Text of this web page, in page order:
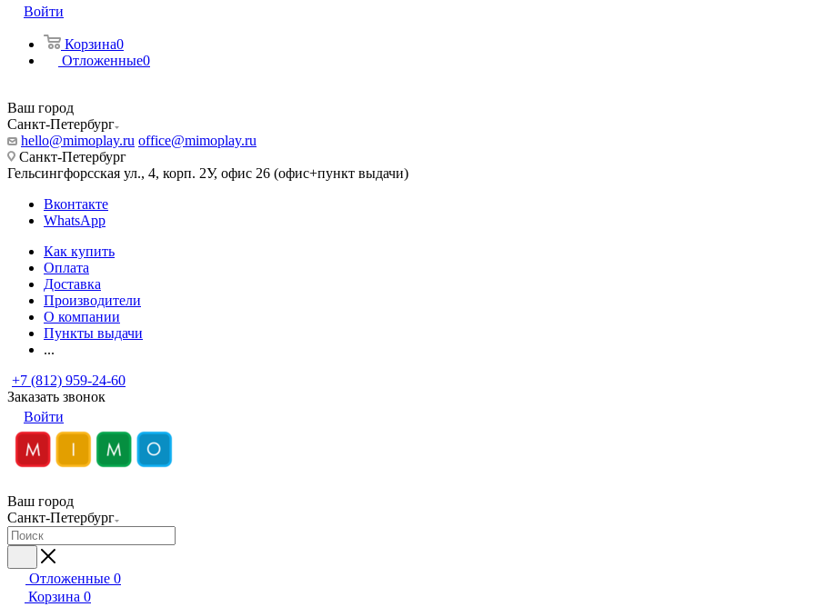
Войти
Корзина0
Отложенные0
Ваш город
Санкт-Петербург
hello@mimoplay.ru office@mimoplay.ru
Санкт-Петербург
Гельсингфорсская ул., 4, корп. 2У, офис 26 (офис+пункт выдачи)
Вконтакте
WhatsApp
Как купить
Оплата
Доставка
Производители
О компании
Пункты выдачи
...
+7 (812) 959-24-60
Заказать звонок
Войти
Ваш город
Санкт-Петербург
Отложенные 0
Корзина 0